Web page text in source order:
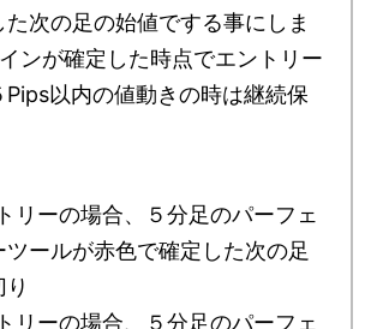
次の足の始値でする事にしま
ンが確定した時点でエントリー
Pips以内の値動きの時は継続保
ーの場合、５分足のパーフェ
ツールが赤色で確定した次の足
ーの場合、５分足のパーフェ